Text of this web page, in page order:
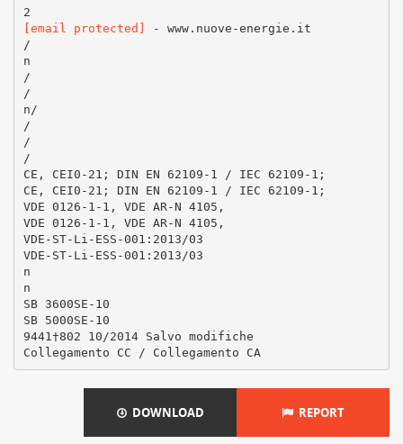
[email protected]
- www.nuove-energie.it
/
n
/
/
n/
/
/
/
CE, CEI0-21; DIN EN 62109-1 / IEC 62109-1;
CE, CEI0-21; DIN EN 62109-1 / IEC 62109-1;
VDE 0126-1-1, VDE AR-N 4105,
VDE 0126-1-1, VDE AR-N 4105,
VDE-ST-Li-ESS-001:2013/03
VDE-ST-Li-ESS-001:2013/03
n
n
SB 3600SE-10
SB 5000SE-10
9441†802 10/2014 Salvo modifiche
DOWNLOAD REPORT